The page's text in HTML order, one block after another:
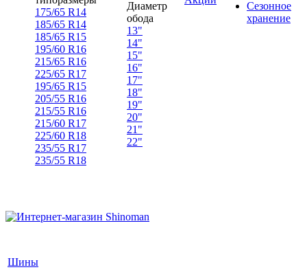
175/65 R14
185/65 R14
185/65 R15
195/60 R16
215/65 R16
225/65 R17
195/65 R15
205/55 R16
215/55 R16
215/60 R17
225/60 R18
235/55 R17
235/55 R18
Диаметр
обода
13"
14"
15"
16"
17"
18"
19"
20"
21"
22"
Сезонное
хранение
Шины